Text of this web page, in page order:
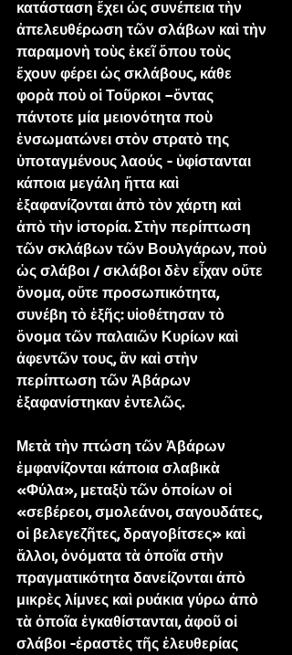
κατάσταση ἔχει ὡς συνέπεια τὴν
ἀπελευθέρωση τῶν σλάβων καὶ τὴν
παραμονὴ τοὺς ἐκεῖ ὅπου τοὺς
ἔχουν φέρει ὡς σκλάβους, κάθε
φορὰ ποὺ οἱ Τοῦρκοι –ὄντας
πάντοτε μία μειονότητα ποὺ
ἐνσωματώνει στὸν στρατὸ της
ὑποταγμένους λαούς - ὑφίστανται
κάποια μεγάλη ἥττα καὶ
ἐξαφανίζονται ἀπὸ τὸν χάρτη καὶ
ἀπὸ τὴν ἱστορία. Στὴν περίπτωση
τῶν σκλάβων τῶν Βουλγάρων, ποὺ
ὡς σλάβοι / σκλάβοι δὲν εἶχαν οὔτε
ὄνομα, οὔτε προσωπικότητα,
συνέβη τὸ ἑξῆς: υἱοθέτησαν τὸ
ὄνομα τῶν παλαιῶν Κυρίων καὶ
ἀφεντῶν τους, ἂν καὶ στὴν
περίπτωση τῶν Ἀβάρων
ἐξαφανίστηκαν ἐντελῶς.
Μετὰ τὴν πτώση τῶν Ἀβάρων
ἐμφανίζονται κάποια σλαβικὰ
«Φύλα», μεταξὺ τῶν ὁποίων οἱ
«σεβέρεοι, σμολεάνοι, σαγουδάτες,
οἱ βελεγεζῆτες, δραγοβίτσες» καὶ
ἄλλοι, ὀνόματα τὰ ὁποῖα στὴν
πραγματικότητα δανείζονται ἀπὸ
μικρὲς λίμνες καὶ ρυάκια γύρω ἀπὸ
τὰ ὁποῖα ἐγκαθίστανται, ἀφοῦ οἱ
σλάβοι -ἐραστὲς τῆς ἐλευθερίας